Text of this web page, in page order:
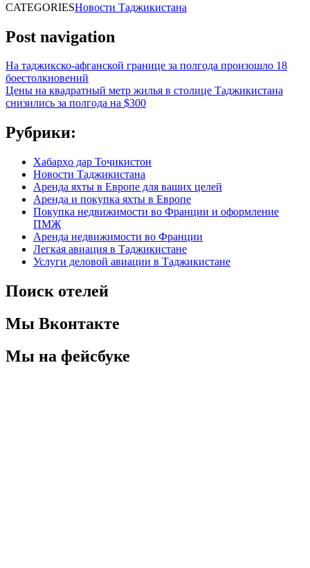
CATEGORIESНовости Таджикистана
Post navigation
На таджикско-афганской границе за полгода произошло 18
боестолкновений
Цены на квадратный метр жилья в столице Таджикистана
снизились за полгода на $300
Рубрики:
Хабарҳо дар Тоҷикистон
Новости Таджикистана
Аренда яхты в Европе для ваших целей
Аренда и покупка яхты в Европе
Покупка недвижимости во Франции и оформление
ПМЖ
Аренда недвижимости во Франции
Легкая авиация в Таджикистане
Услуги деловой авиации в Таджикистане
Поиск отелей
Мы Вконтакте
Мы на фейсбуке